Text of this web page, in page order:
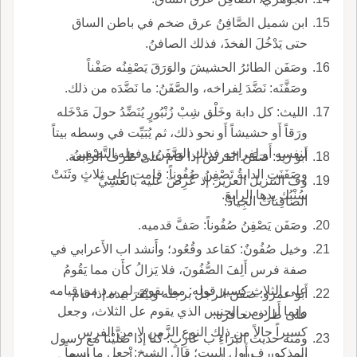
ابن شميل الصَّافِنُ عرق ضخم في باطن الساق
حتى يَدْخُلَ الفخذَ، فذلك الصافنُ.
وصَفَن الطائرُ الحشيشَ والوَرَقَ يَصْفِنُه صَفْناً
وصَفَّنَه: نَضَّدَ لِفراخه، والصَّفَنُ: ما نَضَّدَه من ذلك.
الليث: كل دابة وخَلْق شِبْ زُنْبُورٍ يُنَضِّدُ حولَ مَدْخَله
ورَقاً أَو حشيشاً أَو نحو ذلك، ثم يُبَيِّت في وسطه بيتاً
لنفسه أَو لِفراخه فذلك الصَّفَنُ، وفعله التَّصْفِينُ
وصَفَنَتِ الدابةُ تَصْفِنُ صُفُوناً: قامت على ثلاثٍ وثَنَتْ
سُنْبُك يدِها الرابعَ.
أَبو زيد: صَفَنَ الفرسُ إذا قام على طرف الرابعة.
وف التنزيل العزيز: إذ عُرِضَ عليه بالعَشِيِّ
الصافِناتُ الجِيادُ.
وصَفَن يَصْفِنُ صُفُوناً: صَفَّ قدميه.
وخيل صُفُونٌ: كقاعد وقُعُود؛ وأَنشد اب الأَعرابي في
صفة فرس أَلِفَ الصُّفُونَ، فلا يَزالُ كأَن مما يَقُومُ
على الثلاثِ كسير قوله: مما يقوم، لم يرد من قيامه
وإنما أَراد من الجنس الذي يقوم عل الثلاث، وجعل
كسيراً حالاً من ذلك النوع الزَّمِنِ لا من الفرس
المذكور ف أَول البيت؛ قال الشيخ: جعل ما اسماً
أَبو عمرو: صَفَنَ الرجل برجله وبَيْقَرَ بيده إذا قام
على طرف حافره.
ومنه حديث البَرَاءِ ب عازِبٍ: كنا إذا صَلَّيْنا مع رسول